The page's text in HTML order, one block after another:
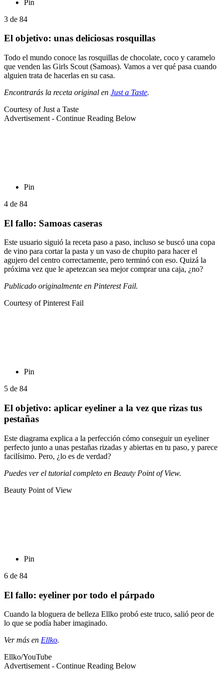
Pin
3 de 84
El objetivo: unas deliciosas rosquillas
Todo el mundo conoce las rosquillas de chocolate, coco y caramelo
que venden las Girls Scout (Samoas). Vamos a ver qué pasa cuando
alguien trata de hacerlas en su casa.
Encontrarás la receta original en Just a Taste.
Courtesy of Just a Taste
Advertisement - Continue Reading Below
Pin
4 de 84
El fallo: Samoas caseras
Este usuario siguió la receta paso a paso, incluso se buscó una copa
de vino para cortar la pasta y un vaso de chupito para hacer el
agujero del centro correctamente, pero terminó con eso. Quizá la
próxima vez que le apetezcan sea mejor comprar una caja, ¿no?
Publicado originalmente en Pinterest Fail.
Courtesy of Pinterest Fail
Pin
5 de 84
El objetivo: aplicar eyeliner a la vez que rizas tus
pestañas
Este diagrama explica a la perfección cómo conseguir un eyeliner
perfecto junto a unas pestañas rizadas y abiertas en tu paso, y parece
facilísimo. Pero, ¿lo es de verdad?
Puedes ver el tutorial completo en Beauty Point of View.
Beauty Point of View
Pin
6 de 84
El fallo: eyeliner por todo el párpado
Cuando la bloguera de belleza Ellko probó este truco, salió peor de
lo que se podía haber imaginado.
Ver más en Ellko.
Ellko/YouTube
Advertisement - Continue Reading Below